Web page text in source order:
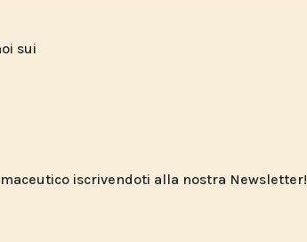
sui
iscrivendoti alla nostra Newsletter!